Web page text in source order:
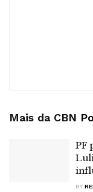
Mais da CBN
PF
BY